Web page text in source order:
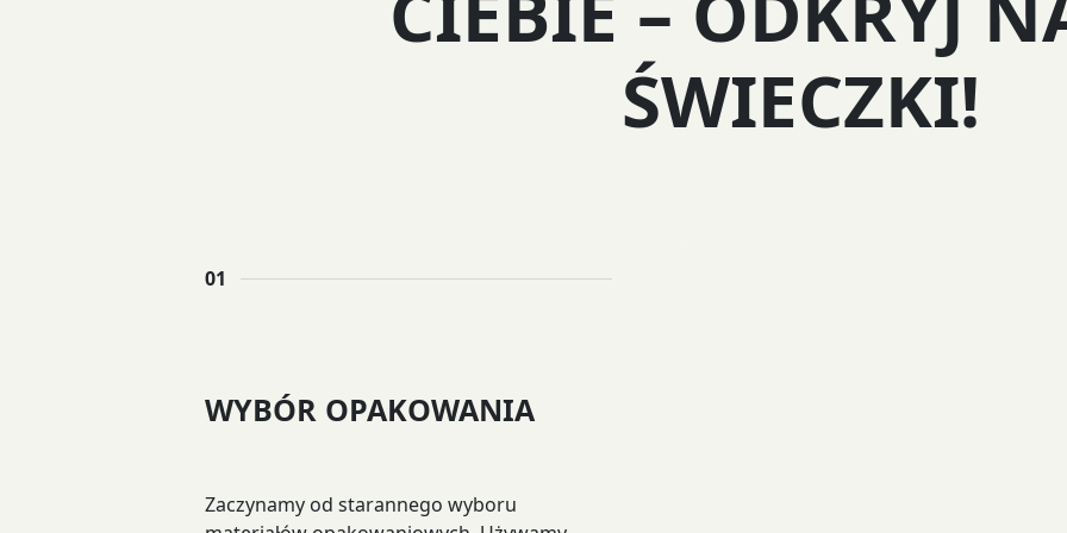
ŚWIECZKI!
01
WYBÓR OPAKOWANIA
Zaczynamy od starannego wyboru